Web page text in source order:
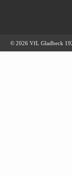
© 2026 VfL Gladbeck